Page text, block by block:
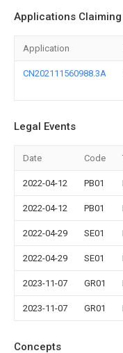
Applications
Application
CN202111560988.3A
Legal Events
Date Code
2022-04-12 PB01
2022-04-12 PB01
2022-04-29 SE01
2022-04-29 SE01
2023-11-07 GR01
2023-11-07 GR01
Concepts